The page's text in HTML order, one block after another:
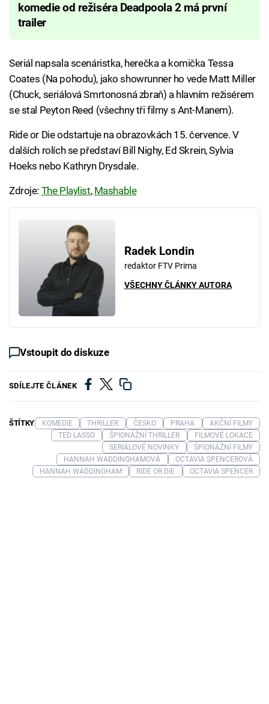
komedie od režiséra Deadpoola 2 má první
trailer
Seriál napsala scenáristka, herečka a komička Tessa
Coates (Na pohodu), jako showrunner ho vede Matt Miller
(Chuck, seriálová Smrtonosná zbraň) a hlavním režisérem
se stal Peyton Reed (všechny tři filmy s Ant-Manem).
Ride or Die odstartuje na obrazovkách 15. července. V
dalších rolích se představí Bill Nighy, Ed Skrein, Sylvia
Hoeks nebo Kathryn Drysdale.
Zdroje: The Playlist, Mashable
Radek Londin
redaktor FTV Prima
VŠECHNY ČLÁNKY AUTORA
Vstoupit do diskuze
SDÍLEJTE ČLÁNEK
ŠTÍTKY KOMEDIE THRILLER ČESKO PRAHA
AKČNÍ FILMY
TED LASSO
ŠPIONÁŽNÍ THRILLER
FILMOVÉ LOKACE
SERIÁLOVÉ NOVINKY
ŠPIONÁŽNÍ FILMY
HANNAH WADDINGHAMOVÁ
OCTAVIA SPENCEROVÁ
HANNAH WADDINGHAM
RIDE OR DIE OCTAVIA SPENCER